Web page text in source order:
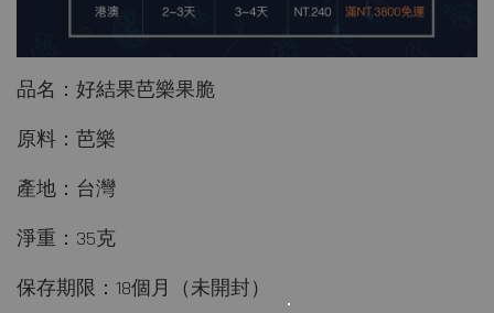
品名：好結果芭樂果脆
原料：芭樂
產地：台灣
淨重：35克
保存期限：18個月（未開封）